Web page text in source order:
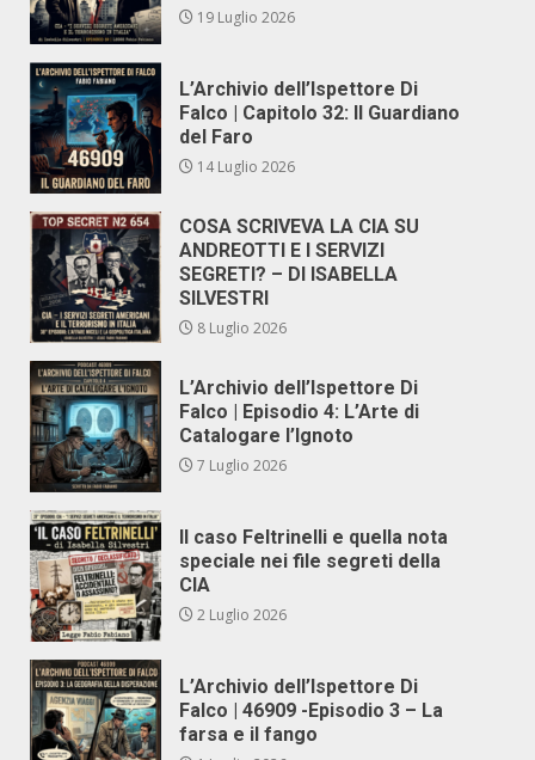
19 Luglio 2026
L’Archivio dell’Ispettore Di
Falco | Capitolo 32: Il Guardiano
del Faro
14 Luglio 2026
COSA SCRIVEVA LA CIA SU
ANDREOTTI E I SERVIZI
SEGRETI? – DI ISABELLA
SILVESTRI
8 Luglio 2026
L’Archivio dell’Ispettore Di
Falco | Episodio 4: L’Arte di
Catalogare l’Ignoto
7 Luglio 2026
Il caso Feltrinelli e quella nota
speciale nei file segreti della
CIA
2 Luglio 2026
L’Archivio dell’Ispettore Di
Falco | 46909 -Episodio 3 – La
farsa e il fango